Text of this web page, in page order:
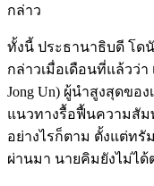
กล่าว
ทั้งนี้ ประธานาธิบดี โดนั
กล่าวเมื่อเดือนที่แล้วว่
Jong Un) ผู้นำสูงสุดขอ
แนวทางรื้อฟื้นความสัม
อย่างไรก็ตาม ตั้งแต่ท
ผ่านมา นายคิมยังไม่ได้